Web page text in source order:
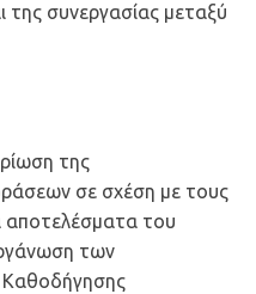
της συνεργασίας μεταξύ
της
σε σχέση με τους
αποτελέσματα του
των
Καθοδήγησης